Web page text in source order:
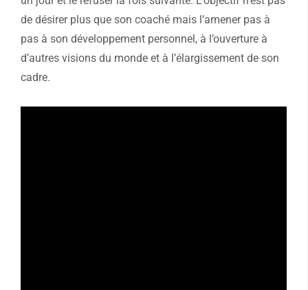
de désirer plus que son coaché mais l’amener pas à
pas à son développement personnel, à l’ouverture à
d’autres visions du monde et à l’élargissement de son
cadre.